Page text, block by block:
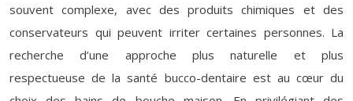
souvent complexe, avec des produits chimiques et des
conservateurs qui peuvent irriter certaines personnes. La
recherche d’une approche plus naturelle et plus
respectueuse de la santé bucco-dentaire est au cœur du